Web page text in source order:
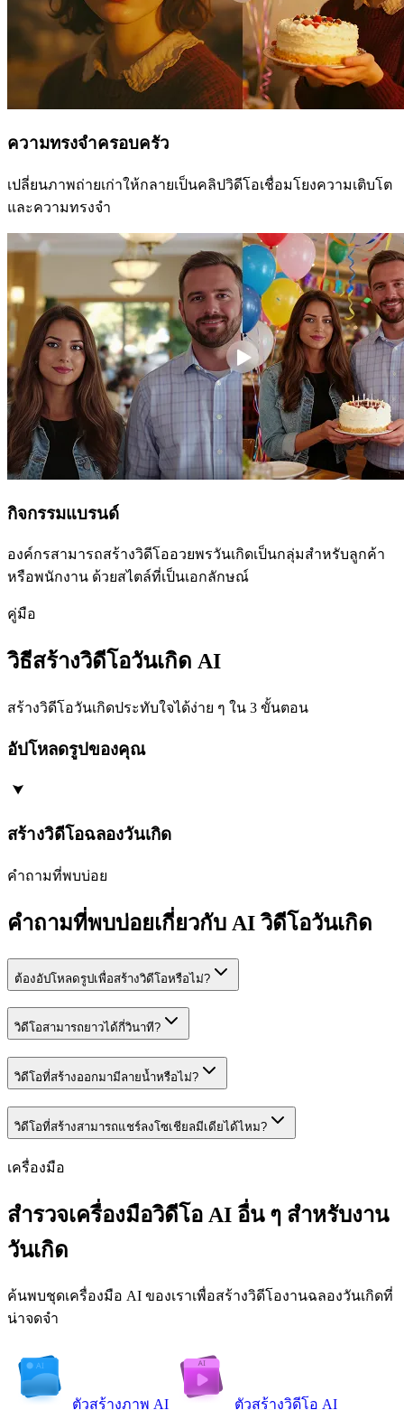
ความทรงจำครอบครัว
เปลี่ยนภาพถ่ายเก่าให้กลายเป็นคลิปวิดีโอเชื่อมโยงความเติบโต
และความทรงจำ
กิจกรรมแบรนด์
องค์กรสามารถสร้างวิดีโออวยพรวันเกิดเป็นกลุ่มสำหรับลูกค้า
หรือพนักงาน ด้วยสไตล์ที่เป็นเอกลักษณ์
คู่มือ
วิธีสร้างวิดีโอวันเกิด AI
สร้างวิดีโอวันเกิดประทับใจได้ง่าย ๆ ใน 3 ขั้นตอน
อัปโหลดรูปของคุณ
สร้างวิดีโอฉลองวันเกิด
คำถามที่พบบ่อย
คำถามที่พบบ่อยเกี่ยวกับ AI วิดีโอวันเกิด
ต้องอัปโหลดรูปเพื่อสร้างวิดีโอหรือไม่?
วิดีโอสามารถยาวได้กี่วินาที?
วิดีโอที่สร้างออกมามีลายน้ำหรือไม่?
วิดีโอที่สร้างสามารถแชร์ลงโซเชียลมีเดียได้ไหม?
เครื่องมือ
สำรวจเครื่องมือวิดีโอ AI อื่น ๆ สำหรับงาน
วันเกิด
ค้นพบชุดเครื่องมือ AI ของเราเพื่อสร้างวิดีโองานฉลองวันเกิดที่
น่าจดจำ
ตัวสร้างภาพ AI ตัวสร้างวิดีโอ AI